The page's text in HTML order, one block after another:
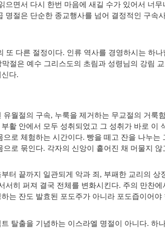
으면서 다시 한번 마음에 새길 수가 있어서 너
명절은 단순한 종교행사를 넘어 결정적인 구속
또 다른 절정이다. 인류 역사를 경영하시는 하
막절은 예수 그리스도의 초림과 성령님의 강림 교
신다.
유월절의 구속, 누룩을 제거하는 무교절의 거룩
활 안에서 모두 성취되었고 그 성취가 바로 이
으로 체험하는 시간이다. 빵을 떼고 잔을 나누는
으로 묶인다. 각자의 신앙이 흩어진 채 머물지
터 끝까지 일관되게 악과 죄 , 부패한 교리의 상
서히 퍼져 결국 전체를 변화시킨다. 주의 만찬에
는 잔도 발효된 포도주가 아니라 포도즙이어야
탈출을 기념하는 이스라엘 명절이 아니다. 하